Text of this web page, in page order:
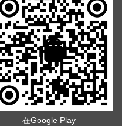
在Google Play